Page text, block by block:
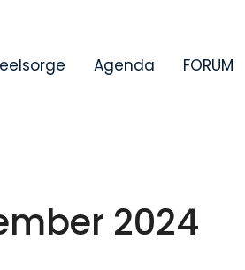
Agenda FORUM
2024